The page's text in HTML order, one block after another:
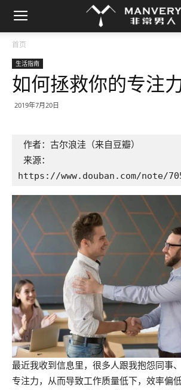
首页
生活指南
如何拯救你的专注
2019年7月20日
作者：古尔浪洼（来自豆瓣）
https://www.douban.com/note/
最近我收到信息里，很多人跟我抱怨同事
专注力，从而导致工作质量低下，效率偏